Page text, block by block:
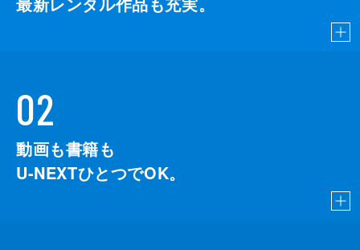
02
動画も書籍も
U-NEXTひとつでOK。